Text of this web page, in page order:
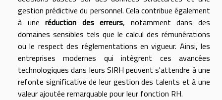
gestion prédictive du personnel. Cela contribue également
à uneréduction des erreurs, notamment dans des
domaines sensibles tels que le calcul des rémunérations
ou le respect des réglementations en vigueur. Ainsi, les
entreprises modernes qui intègrent ces avancées
technologiques dans leurs SIRH peuvent s'attendre à une
refonte significative de leur gestion des talents et à une
valeur ajoutée remarquable pour leur fonction RH.